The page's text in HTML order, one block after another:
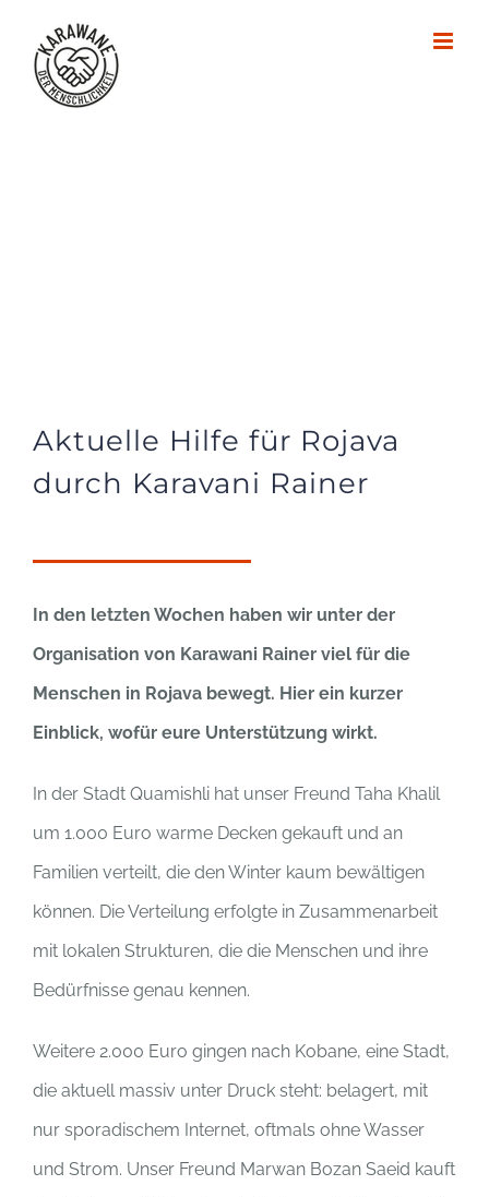
Inhalt
springen
Aktuelle Hilfe für Rojava
durch Karavani Rainer
In den letzten Wochen haben wir unter der
Organisation von Karawani Rainer viel für die
Menschen in Rojava bewegt. Hier ein kurzer
Einblick, wofür eure Unterstützung wirkt.
In der Stadt Quamishli hat unser Freund Taha Khalil
um 1.000 Euro warme Decken gekauft und an
Familien verteilt, die den Winter kaum bewältigen
können. Die Verteilung erfolgte in Zusammenarbeit
mit lokalen Strukturen, die die Menschen und ihre
Bedürfnisse genau kennen.
Weitere 2.000 Euro gingen nach Kobane, eine Stadt,
die aktuell massiv unter Druck steht: belagert, mit
nur sporadischem Internet, oftmals ohne Wasser
und Strom. Unser Freund Marwan Bozan Saeid kauft